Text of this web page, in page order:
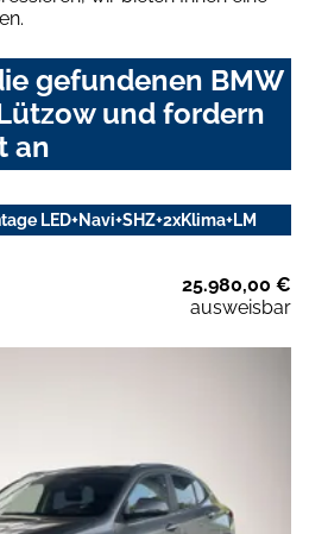
gefundenen BMW
und fordern
an
LED+Navi+SHZ+2xKlima+LM
25.980,00 €
ausweisbar